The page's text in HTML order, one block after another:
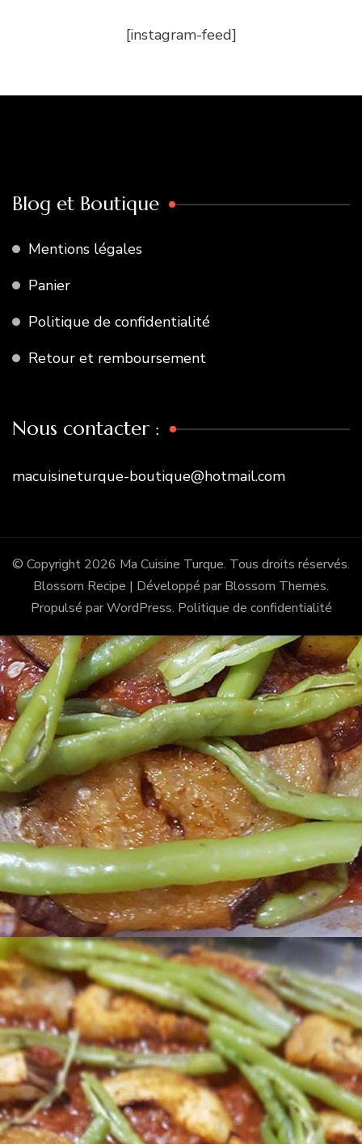
[instagram-feed]
Blog et Boutique
Mentions légales
Panier
Politique de confidentialité
Retour et remboursement
Nous contacter :
macuisineturque-boutique@hotmail.com
© Copyright 2026 Ma Cuisine Turque. Tous droits réservés.
Blossom Recipe | Développé par Blossom Themes.
Propulsé parWordPress. Politique de confidentialité